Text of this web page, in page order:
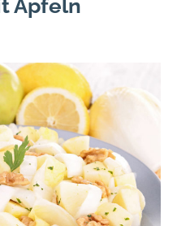
Äpfeln